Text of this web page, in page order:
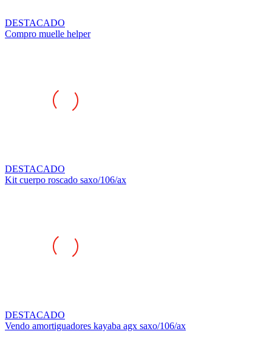
DESTACADO
Compro muelle helper
DESTACADO
Kit cuerpo roscado saxo/106/ax
DESTACADO
Vendo amortiguadores kayaba agx saxo/106/ax